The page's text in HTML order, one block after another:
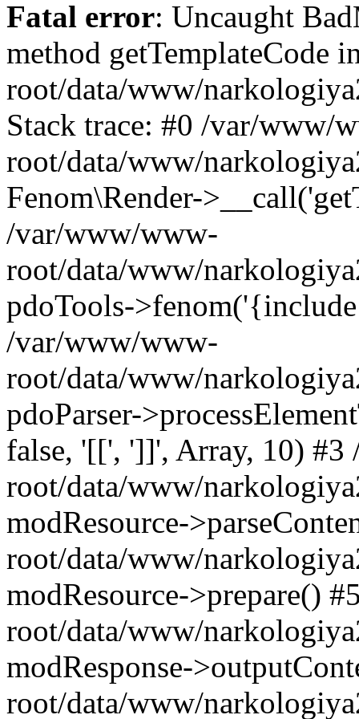
Fatal error: Uncaught
method getTemplateCode
root/data/www/
Stack trace: #0 /var/www/
root/data/www/
Fenom\Render-
/var/www/www-
root/data/www/
pdoTools-
/var/www/www-
root/data/www/
pdoParser-
false, '[[', ']]', Array, 10)
root/data/www/
modResource-
root/data/www/
modResource->prepare()
root/data/www/
modResponse-
root/data/www/